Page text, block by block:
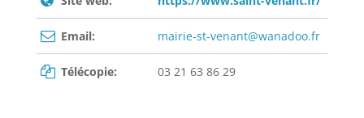
Email: mairie-st-venant@wanadoo.fr
Télécopie: 03 21 63 86 29